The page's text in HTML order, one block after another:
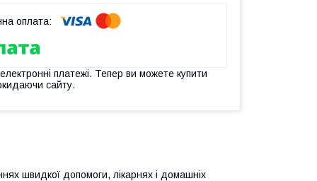
платежі. Тепер ви можете купити
сайту.
швидкої допомоги, лікарнях і домашніх